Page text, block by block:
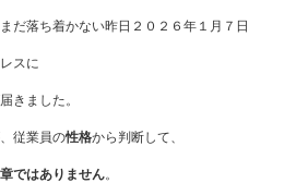
だ落ち着かない昨日２０２６年１月７日
スに
きました。
従業員の性格から判断して、
ではありません。